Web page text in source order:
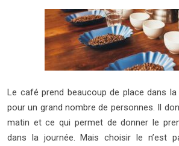
Le café prend beaucoup de place dans
pour un grand nombre de personnes. Il
matin et ce qui permet de donner le
dans la journée. Mais choisir le n’est